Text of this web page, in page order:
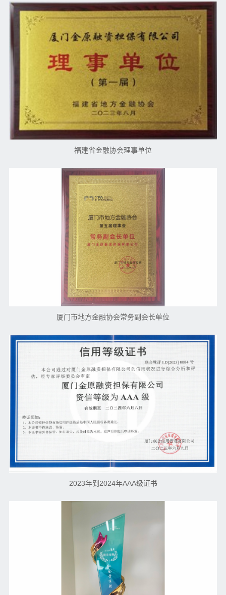
福建省金融协会理事单位
厦门市地方金融协会常务副会长单位
2023年到2024年AAA级证书